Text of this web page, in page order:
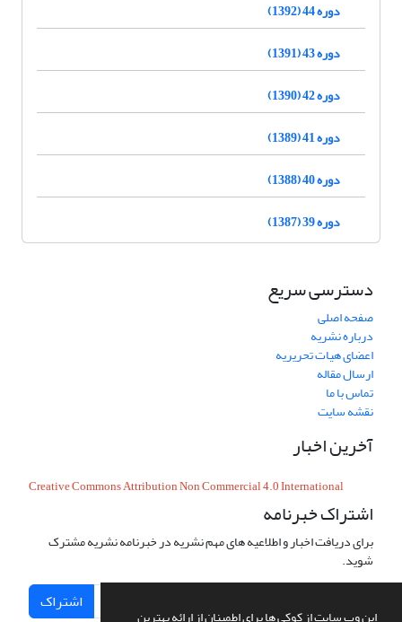
این وب سایت از کوکی ها برای اطمینان از ارائه بهترین
دوره 44 (1392)
دوره 43 (1391)
دوره 42 (1390)
دوره 41 (1389)
دوره 40 (1388)
دوره 39 (1387)
دسترسی سریع
صفحه اصلی
درباره نشریه
اعضای هیات تحریریه
ارسال مقاله
تماس با ما
نقشه سایت
آخرین اخبار
Creative Commons Attribution Non Commercial 4.0 International
اشتراک خبرنامه
برای دریافت اخبار و اطلاعیه های مهم نشریه در خبرنامه نشریه مشترک
شوید.
اشتراک